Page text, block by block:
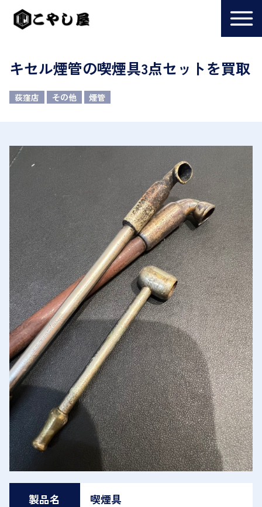
キセル煙管の喫煙具3点セットを買取
荻窪店 その他 煙管
製品名 喫煙具